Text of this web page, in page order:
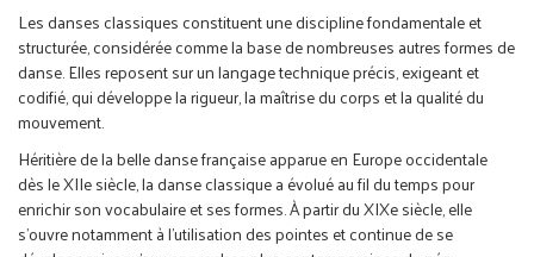
Les danses classiques constituent une discipline fondamentale et
structurée, considérée comme la base de nombreuses autres formes de
danse. Elles reposent sur un langage technique précis, exigeant et
codifié, qui développe la rigueur, la maîtrise du corps et la qualité du
mouvement.
Héritière de la belle danse française apparue en Europe occidentale
dès le XIIe siècle, la danse classique a évolué au fil du temps pour
enrichir son vocabulaire et ses formes. À partir du XIXe siècle, elle
s’ouvre notamment à l’utilisation des pointes et continue de se